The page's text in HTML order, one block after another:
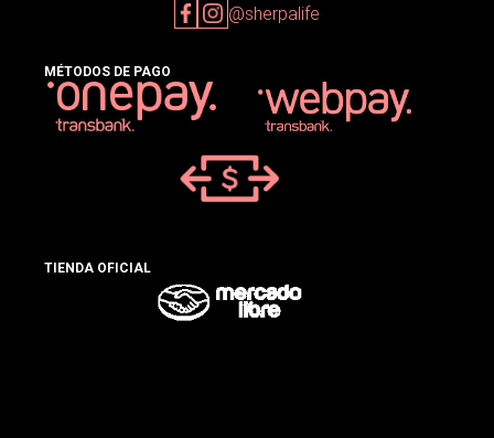
@sherpalife
MÉTODOS DE PAGO
TIENDA OFICIAL